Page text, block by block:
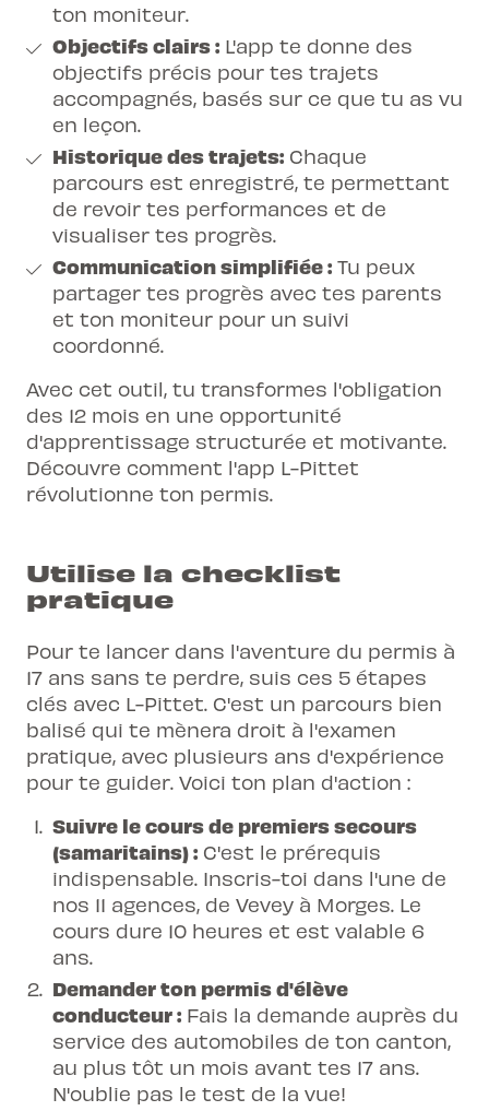
ton moniteur.
Objectifs clairs : L'app te donne des
objectifs précis pour tes trajets
accompagnés, basés sur ce que tu as vu
en leçon.
Historique des trajets: Chaque
parcours est enregistré, te permettant
de revoir tes performances et de
visualiser tes progrès.
Communication simplifiée : Tu peux
partager tes progrès avec tes parents
et ton moniteur pour un suivi
coordonné.
Avec cet outil, tu transformes l'obligation
des 12 mois en une opportunité
d'apprentissage structurée et motivante.
Découvre comment l'app L-Pittet
révolutionne ton permis.
Utilise la checklist
pratique
Pour te lancer dans l'aventure du permis à
17 ans sans te perdre, suis ces 5 étapes
clés avec L-Pittet. C'est un parcours bien
balisé qui te mènera droit à l'examen
pratique, avec plusieurs ans d'expérience
pour te guider. Voici ton plan d'action :
Suivre le cours de premiers secours
(samaritains) : C'est le prérequis
indispensable. Inscris-toi dans l'une de
nos 11 agences, de Vevey à Morges. Le
cours dure 10 heures et est valable 6
ans.
Demander ton permis d'élève
conducteur : Fais la demande auprès du
service des automobiles de ton canton,
au plus tôt un mois avant tes 17 ans.
N'oublie pas le test de la vue!